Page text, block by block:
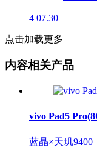
4 07.30
点击加载更多
内容相关产品
vivo Pad5
蓝晶×天玑9400